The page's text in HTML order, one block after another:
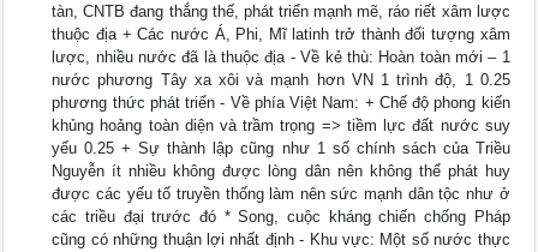
tàn, CNTB đang thắng thế, phát triển mạnh mẽ, ráo riết xâm lược
thuộc địa + Các nước Á, Phi, Mĩ latinh trở thành đối tượng xâm
lược, nhiều nước đã là thuộc địa - Về kẻ thù: Hoàn toàn mới – 1
nước phương Tây xa xôi và mạnh hơn VN 1 trình độ, 1 0.25
phương thức phát triển - Về phía Việt Nam: + Chế độ phong kiến
khủng hoảng toàn diện và trầm trọng => tiềm lực đất nước suy
yếu 0.25 + Sự thành lập cũng như 1 số chính sách của Triều
Nguyễn ít nhiều không được lòng dân nên không thể phát huy
được các yếu tố truyền thống làm nên sức mạnh dân tộc như ở
các triều đại trước đó * Song, cuộc kháng chiến chống Pháp
cũng có những thuận lợi nhất định - Khu vực: Một số nước thực